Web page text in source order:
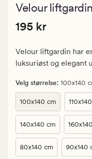
Velour
Pris
195
kr
Pris 195 kr
195 kr
Velour liftgardin har
luksuriøst og elegant
Velg størrelse: 100x140
100x140 cm
140x140 cm
80x140 cm 90x140